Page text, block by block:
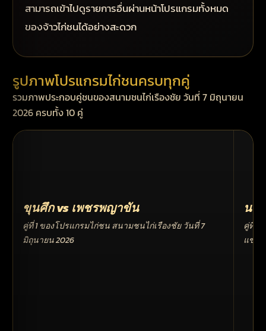
สามารถเข้าไปดูรายการอื่นผ่านหน้าโปรแกรมทั้งหมด
ของจ้าวไก่ชนได้อย่างสะดวก
รูปภาพโปรแกรมไก่ชนครบทุกคู่
รวมภาพประกอบคู่ชนของสนามชนไก่เรืองชัย วันที่ 7 มิถุนายน
2026 ครบทั้ง 10 คู่
ขุนศึก vs เพชรพญาขัน
คู่ที่ 1 ของโปรแกรมไก่ชน สนามชนไก่เรืองชัย วันที่ 7
มิถุนายน 2026
นา
คู่ที่ 2
แข่ง